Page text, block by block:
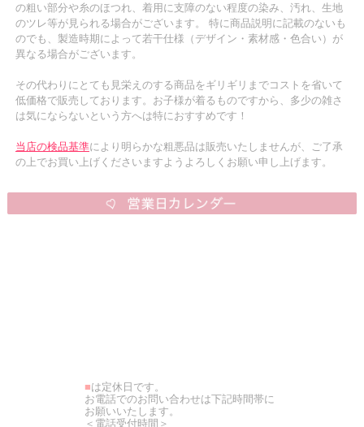
の粗い部分や糸のほつれ、着用に支障のない程度の染み、汚れ、生地
のツレ等が見られる場合がございます。 特に商品説明に記載のないも
のでも、製造時期によって若干仕様（デザイン・素材感・色合い）が
異なる場合がございます。
その代わりにとても見栄えのする商品をギリギリまでコストを省いて
低価格で販売しております。お子様が着るものですから、多少の雑さ
は気にならないという方へは特におすすめです！
当店の検品基準により明らかな粗悪品は販売いたしませんが、ご了承
の上でお買い上げくださいますようよろしくお願い申し上げます。
■は定休日です。
お電話でのお問い合わせは下記時間帯に
お願いいたします。
＜電話受付時間＞